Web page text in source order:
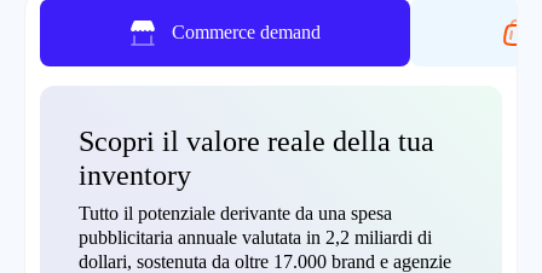
Commerce demand
Scopri il valore reale della tua
inventory
Tutto il potenziale derivante da una spesa
pubblicitaria annuale valutata in 2,2 miliardi di
dollari, sostenuta da oltre 17.000 brand e agenzie